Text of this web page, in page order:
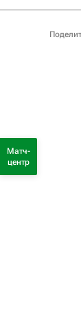
Матч-
центр